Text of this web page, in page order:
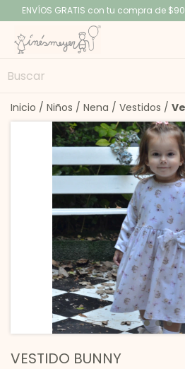
ENVÍOS GRATIS con tu compra de
Inicio / Niños / Nena / Vestidos /
VESTIDO BUNNY